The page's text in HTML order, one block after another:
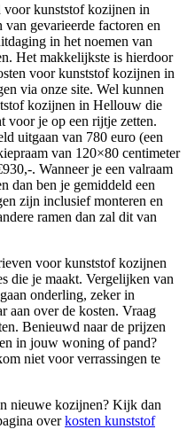
voor kunststof kozijnen in
gevarieerde factoren en
in het noemen van
Het makkelijkste is hierdoor
voor kunststof kozijnen in
via onze site. Wel kunnen
kozijnen in Hellouw die
voor je op een rijtje zetten.
uitgaan van 780 euro (een
van 120×80 centimeter
. Wanneer je een valraam
dan ben je gemiddeld een
zijn inclusief monteren en
ramen dan zal dit van
voor kunststof kozijnen
die je maakt. Vergelijken van
onderling, zeker in
aan over de kosten. Vraag
Benieuwd naar de prijzen
in jouw woning of pand?
niet voor verrassingen te
nieuwe kozijnen? Kijk dan
overkosten kunststof